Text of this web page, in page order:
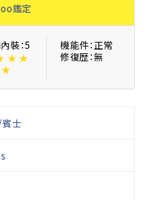
鑑定
裝：5
★ ★
★
機能件：正常
修復歴：無
士